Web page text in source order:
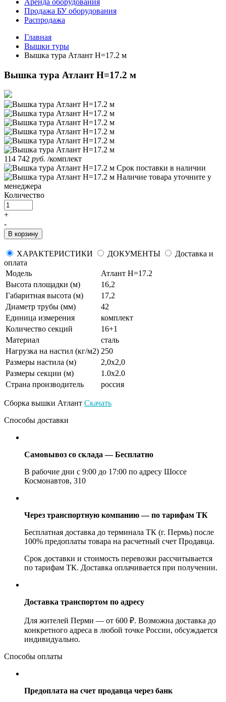
Аренда оборудования
Продажа БУ оборудования
Распродажа
Главная
Вышки туры
Вышка тура Атлант H=17.2 м
Вышка тура Атлант H=17.2 м
114 742 руб. /комплект
Срок поставки в наличии
Наличие товара уточните у
менеджера
Количество
+
-
В корзину
ХАРАКТЕРИСТИКИ ДОКУМЕНТЫ
Доставка и
оплата
Модель
Атлант H=17.2
Высота площадки (м)
16,2
Габаритная высота (м)
17,2
Диаметр трубы (мм)
42
Единица измерения
комплект
Количество секций
16+1
Материал
сталь
Нагрузка на настил (кг/м2) 250
Размеры настила (м)
2,0х2,0
Размеры секции (м)
1.0x2.0
Страна производитель
россия
Сборка вышки Атлант Скачать
Способы доставки
Самовывоз со склада — Бесплатно
В рабочие дни с 9:00 до 17:00 по адресу Шоссе
Космонавтов, 310
Через транспортную компанию — по тарифам ТК
Бесплатная доставка до терминала ТК (г. Пермь) после
100% предоплаты товара на расчетный счет Продавца.
Срок доставки и стоимость перевозки рассчитывается
по тарифам ТК. Доставка оплачивается при получении.
Доставка транспортом по адресу
Для жителей Перми — от 600 ₽. Возможна доставка до
конкретного адреса в любой точке России, обсуждается
индивидуально.
Способы оплаты
Предоплата на счет продавца через банк